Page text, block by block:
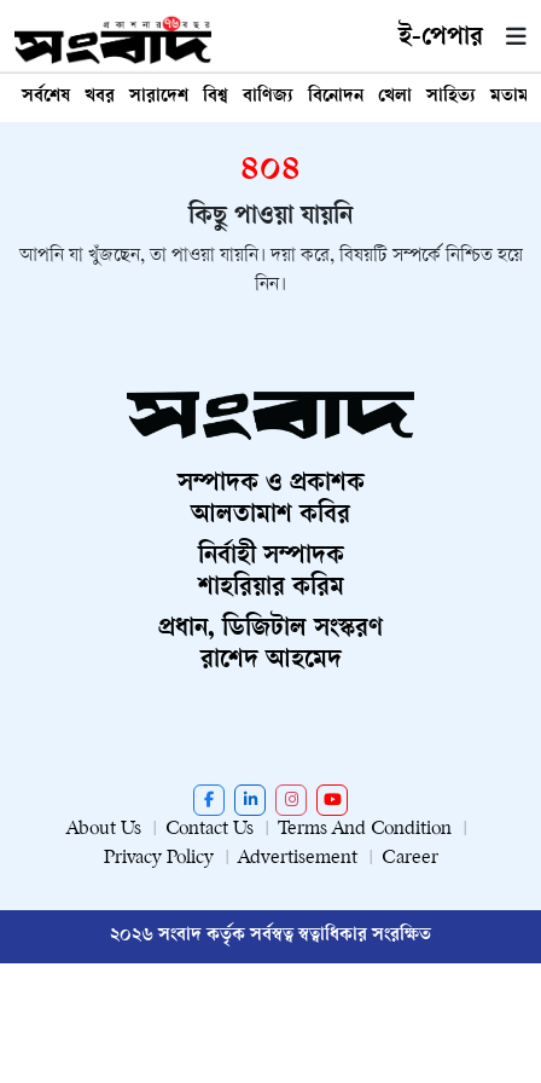
ই-পেপার
সর্বশেষ খবর সারাদেশ বিশ্ব বাণিজ্য বিনোদন খেলা সাহিত্য মতামত
৪০৪
কিছু পাওয়া যায়নি
আপনি যা খুঁজছেন, তা পাওয়া যায়নি। দয়া করে, বিষয়টি সম্পর্কে নিশ্চিত হয়ে
নিন।
সম্পাদক ও প্রকাশক
আলতামাশ কবির
নির্বাহী সম্পাদক
শাহরিয়ার করিম
প্রধান, ডিজিটাল সংস্করণ
রাশেদ আহমেদ
About Us Contact Us
Terms And Condition
Privacy Policy
Advertisement Career
২০২৬ সংবাদ কর্তৃক সর্বস্বত্ব স্বত্বাধিকার সংরক্ষিত